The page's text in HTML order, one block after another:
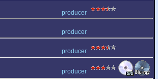
producer
producer
producer
producer